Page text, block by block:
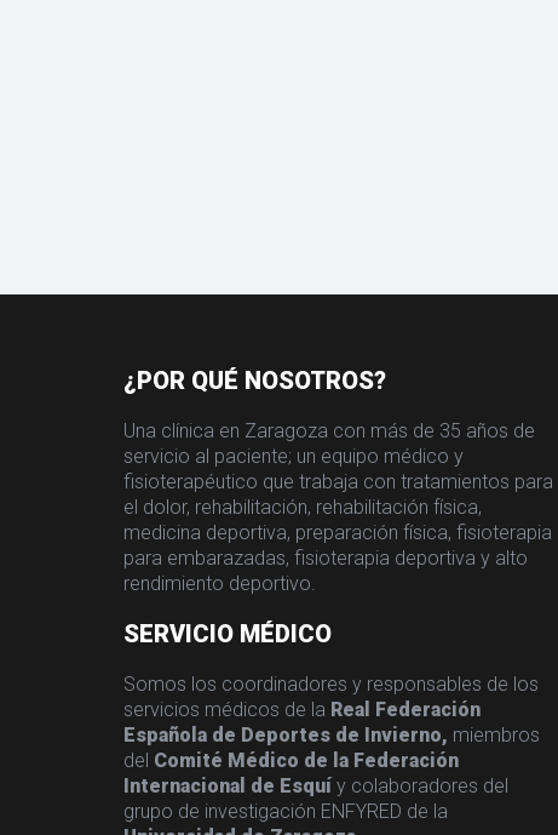
¿POR QUÉ NOSOTROS?
Una clínica en Zaragoza con más de 35 años de
servicio al paciente; un equipo médico y
fisioterapéutico que trabaja con tratamientos para
el dolor, rehabilitación, rehabilitación física,
medicina deportiva, preparación física, fisioterapia
para embarazadas, fisioterapia deportiva y alto
rendimiento deportivo.
SERVICIO MÉDICO
Somos los coordinadores y responsables de los
servicios médicos de la Real Federación
Española de Deportes de Invierno, miembros
del Comité Médico de la Federación
Internacional de Esquí y colaboradores del
grupo de investigación ENFYRED de la